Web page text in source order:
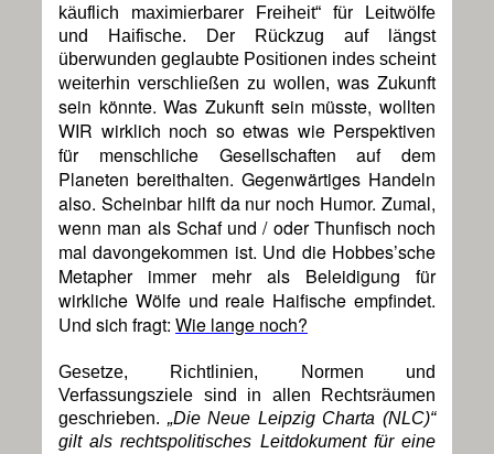
käuflich maximierbarer Freiheit“ für Leitwölfe
und Haifische. Der Rückzug auf längst
überwunden geglaubte Positionen indes scheint
weiterhin verschließen zu wollen, was Zukunft
sein könnte. Was Zukunft sein müsste, wollten
WIR wirklich noch so etwas wie Perspektiven
für menschliche Gesellschaften auf dem
Planeten bereithalten. Gegenwärtiges Handeln
also. Scheinbar hilft da nur noch Humor. Zumal,
wenn man als Schaf und / oder Thunfisch noch
mal davongekommen ist. Und die Hobbes’sche
Metapher immer mehr als Beleidigung für
wirkliche Wölfe und reale Haifische empfindet.
Und sich fragt: Wie lange noch?
Gesetze, Richtlinien, Normen und
Verfassungsziele sind in allen Rechtsräumen
geschrieben. „Die Neue Leipzig Charta (NLC)“
gilt als rechtspolitisches Leitdokument für eine